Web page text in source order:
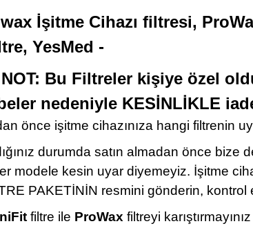
İşitme Cihazı filtresi,
YesMed -
Bu Filtreler kişiye özel
nedeniyle KESİNLİKLE
önce işitme cihazınıza hangi filtrenin
durumda satın almadan önce bize
modele kesin uyar diyemeyiz. İşitme
PAKETİNİN resmini gönderin, kontrol
filtre ile ProWax filtreyi